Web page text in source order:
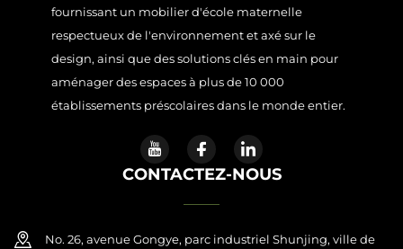
fournissant un mobilier d'école maternelle
respectueux de l'environnement et axé sur le
design, ainsi que des solutions clés en main pour
aménager des espaces à plus de 10 000
établissements préscolaires dans le monde entier.
CONTACTEZ-NOUS
No. 26, avenue Gongye, parc industriel Shunjing, ville de